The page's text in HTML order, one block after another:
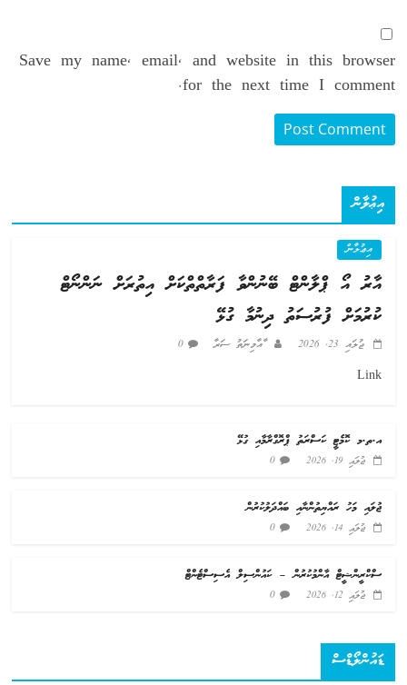
Save my name, email, and website in this browser
for the next time I comment.
އިޢުލާން
އިޢުލާން
އާރު އޯ ޕްލާންޓް ބޭނުންވާ ފަރާތްތްކަށް އިތުރަށް ނަންނޯޓް
ކުރުމަށް ފުރުސަތު ދިނުމާ ގުޅޭ
ޖުލައި 23, 2026 ާއާމިނަތު ސަރާ 0
Link
އ.ތ.މ ކޮމެޓީ ކަސްރަތު ޕްރޮގްރާމާއި ގުޅޭ
ޖުލައި 19, 2026 0
ޖުލައި މަހު ރައްޔިތުންނާއި ބައްދަލުކުރުން
ޖުލައި 14, 2026 0
ސްކްރީންޝީޓް އާންމުކުރުން – ކައުންސިލް އެސިސްޓެންޓް
ޖުލައި 12, 2026 0
ޑައުންލޯޑްސް